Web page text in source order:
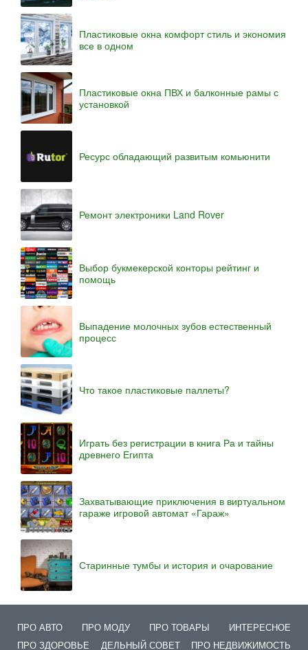
Пластиковые окна комфорт стиль и экономия
все в одном
Пластиковые окна ПВХ и балконные рамы с
установкой
Ресурс обладающий развитым комьюнити
Ремонт электроники Land Rover
Выбор букмекерской конторы рейтинг и
помощь
Выпадение молочных зубов естественный
процесс
Что такое пластиковые паллеты?
Играть без регистрации в книга Ра и тайны
древнего Египта
Захватывающие приключения в виртуальном
гараже игровой автомат «Гараж»
Старинные тумбы и история и очарование
ПРО АВТО ПРО МОДУ ПРО ТОВАРЫ
ИНТЕРЕСНОЕ
ПРО ЗДОРОВЬЕ
ДЕЛЬНЫЙ СОВЕТ ПРО НЕДВИЖИМОСТЬ